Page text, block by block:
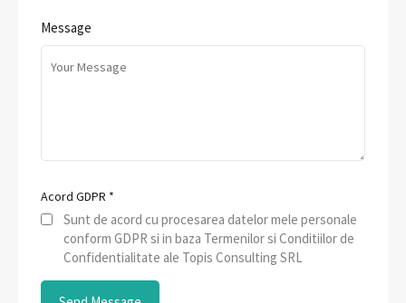
Message
Acord GDPR *
Sunt de acord cu procesarea datelor mele personale
conform GDPR si in baza Termenilor si Conditiilor de
Confidentialitate ale Topis Consulting SRL